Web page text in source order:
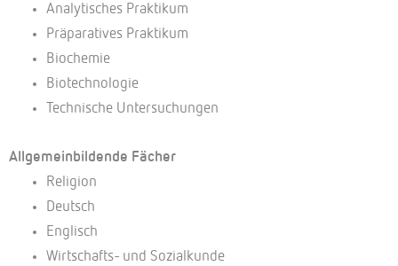
Analytisches Praktikum
Präparatives Praktikum
Biochemie
Biotechnologie
Technische Untersuchungen
Allgemeinbildende Fächer
Religion
Deutsch
Englisch
Wirtschafts- und Sozialkunde